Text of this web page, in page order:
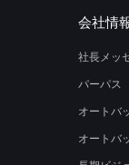
会社情
社長メッ
パーパス
オートバ
オートバ